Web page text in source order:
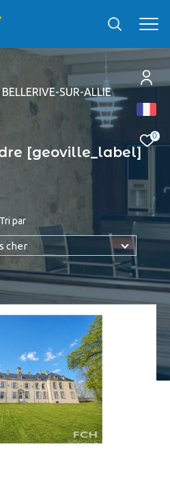
0
SUR-ALLIE
[geoville_label]
Tri par
cher
RECHERCHE
correspond à vos critères